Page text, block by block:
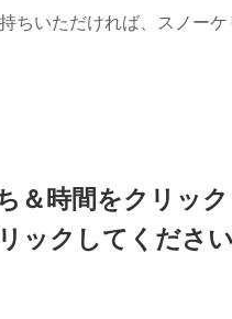
ちいただければ、スノーケ
＆時間をクリッ
ックしてください